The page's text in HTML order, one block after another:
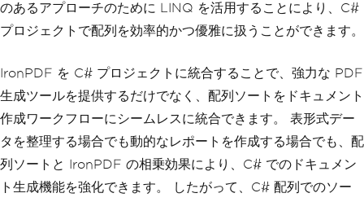
のあるアプローチのために LINQ を活用することにより、C#
プロジェクトで配列を効率的かつ優雅に扱うことができます。
IronPDF を C# プロジェクトに統合することで、強力な PDF
生成ツールを提供するだけでなく、配列ソートをドキュメント
作成ワークフローにシームレスに統合できます。 表形式デー
タを整理する場合でも動的なレポートを作成する場合でも、配
列ソートと IronPDF の相乗効果により、C# でのドキュメン
ト生成機能を強化できます。 したがって、C# 配列でのソー